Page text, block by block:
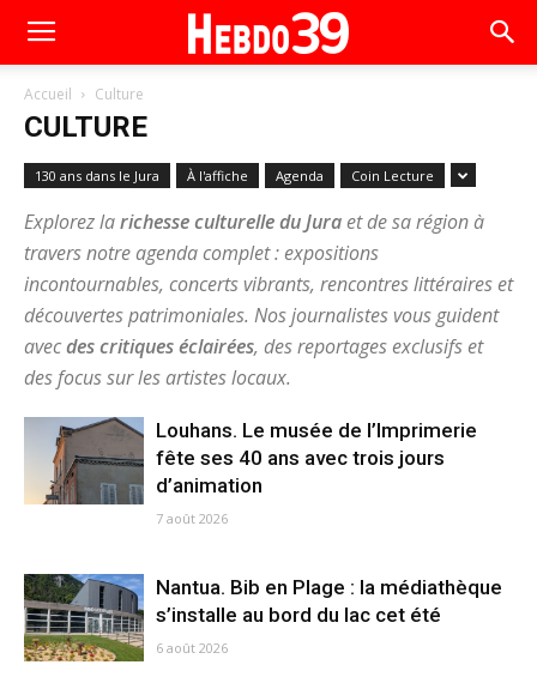
Accueil Culture
CULTURE
130 ans dans le Jura À l'affiche Agenda Coin Lecture
Explorez larichesse culturelle du Juraet de sa région à
travers notre agenda complet : expositions
incontournables, concerts vibrants, rencontres littéraires et
découvertes patrimoniales. Nos journalistes vous guident
avecdes critiques éclairées, des reportages exclusifs et
des focus sur les artistes locaux.
Louhans. Le musée de l’Imprimerie
fête ses 40 ans avec trois jours
d’animation
7 août 2026
Nantua. Bib en Plage : la médiathèque
s’installe au bord du lac cet été
6 août 2026